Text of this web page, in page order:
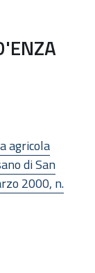
agricola
di San
2000, n.